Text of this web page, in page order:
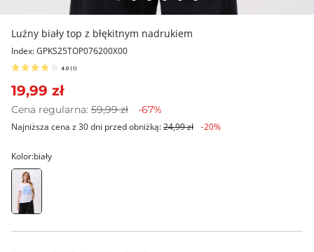
Luźny biały top z błękitnym nadrukiem
Index: GPKS25TOP076200X00
4.0 (1 )
19,99 zł
Cena regularna: 59,99 zł -67%
Najniższa cena z 30 dni przed obniżką:24,99 zł -20%
Kolor:biały